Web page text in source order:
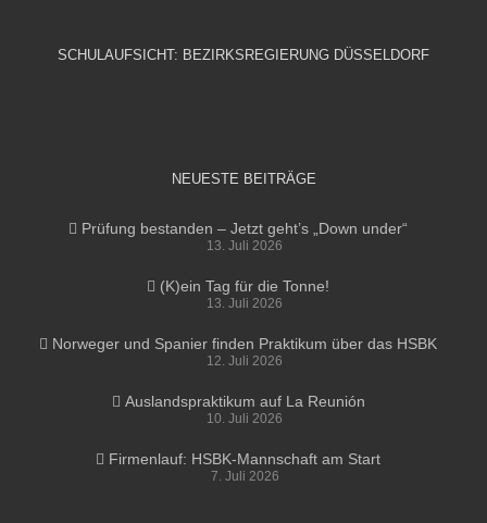
SCHULAUFSICHT: BEZIRKSREGIERUNG DÜSSELDORF
NEUESTE BEITRÄGE
Prüfung bestanden – Jetzt geht’s „Down under“
13. Juli 2026
(K)ein Tag für die Tonne!
13. Juli 2026
Norweger und Spanier finden Praktikum über das HSBK
12. Juli 2026
Auslandspraktikum auf La Reunión
10. Juli 2026
Firmenlauf: HSBK-Mannschaft am Start
7. Juli 2026